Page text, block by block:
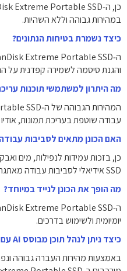
במהירות גבוהה וללא השהיות.
כיצד נשמרת בטיחות הנתונים?
והגנת סיסמה לשמירה קפדנית על
מה היתרון למשתמשי תוכנות
עבודה שוטפת בעריכת תמונות, אודיו
האם הכונן מתאים לסביבות
SSD אידיאלי לסביבות עבודה מאתגרות.
מה הופך את הכונן לנייד במיוחד?
יומיומית ולשימוש בדרכים.
כיצד ניתן לנהל תוכן מבוסס AI עם הכונן?